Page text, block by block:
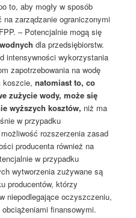
to, aby mogły w sposób
na zarządzanie ograniczonymi
– Potencjalnie mogą się
dla przedsiębiorstw.
intensywności wykorzystania
zapotrzebowania na wodę
koszcie,natomiast to, co
zużycie wody, może się
wyższych kosztów, niż ma
w przypadku
rozszerzenia zasad
producenta również na
w przypadku
wytworzenia zużywane są
producentów, którzy
niepodlegające oczyszczeniu,
finansowymi.